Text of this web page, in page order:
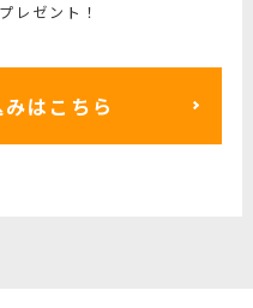
レゼント！
はこちら